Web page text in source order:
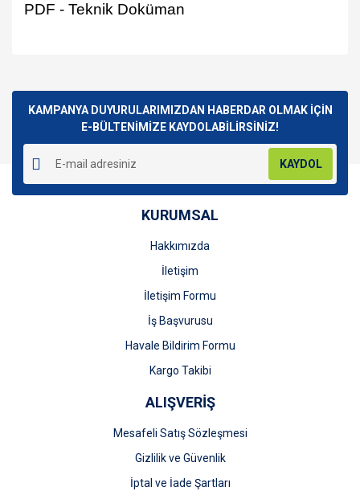
PDF - Teknik Doküman
Yorum Yaz
kullanarak tarafımıza iletebilirsiniz.
Görüş ve önerileriniz için teşekkür ederiz.
Ürün resmi kalitesiz, bozuk veya görüntülenemiyor.
Ürün açıklamasında eksik bilgiler bulunuyor.
Ürün bilgilerinde hatalar bulunuyor.
Ürün fiyatı diğer sitelerden daha pahalı.
Gönder
KAMPANYA DUYURULARIMIZDAN HABERDAR OLMAK İÇİN
E-BÜLTENİMİZE KAYDOLABİLİRSİNİZ!
KAYDOL
KURUMSAL
Hakkımızda
İletişim
İletişim Formu
İş Başvurusu
Havale Bildirim Formu
Kargo Takibi
ALIŞVERİŞ
Mesafeli Satış Sözleşmesi
Gizlilik ve Güvenlik
İptal ve İade Şartları